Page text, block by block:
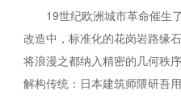
19世纪欧洲城市革命催生
改造中，标准化的花岗岩路缘
将浪漫之都纳入精密的几何秩
解构传统：日本建筑师隈研吾